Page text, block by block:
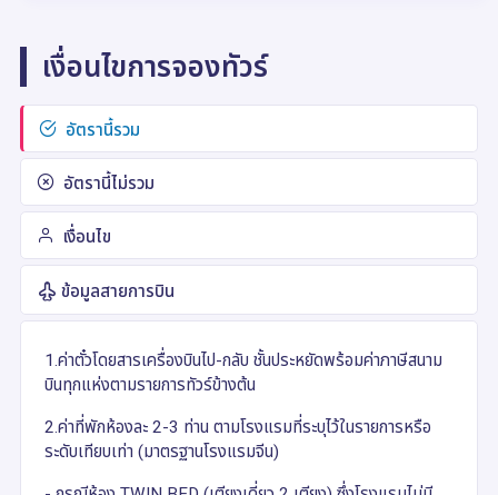
เงื่อนไขการจองทัวร์
อัตรานี้รวม
อัตรานี้ไม่รวม
เงื่อนไข
ข้อมูลสายการบิน
1.ค่าตั๋วโดยสารเครื่องบินไป-กลับ ชั้นประหยัดพร้อมค่าภาษีสนาม
บินทุกแห่งตามรายการทัวร์ข้างต้น
2.ค่าที่พักห้องละ 2-3 ท่าน ตามโรงแรมที่ระบุไว้ในรายการหรือ
ระดับเทียบเท่า (มาตรฐานโรงแรมจีน)